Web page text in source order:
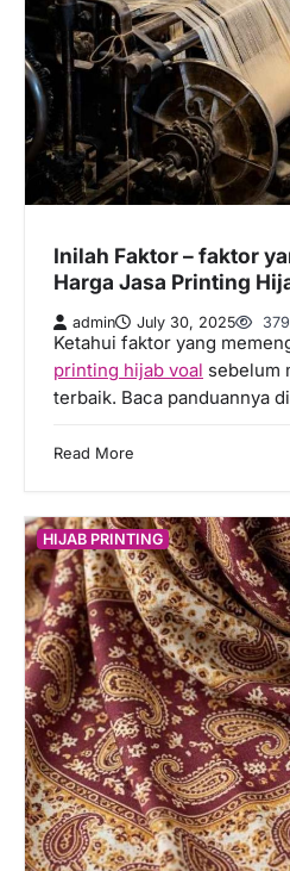
Inilah Faktor – faktor
Harga Jasa Printing
admin July 30, 2025
Ketahui faktor yang
printing hijab voal sebelum
terbaik. Baca panduannya
Read More
HIJAB PRINTING